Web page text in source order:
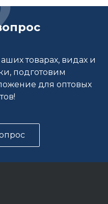
товарах, видах и
подготовим
для оптовых